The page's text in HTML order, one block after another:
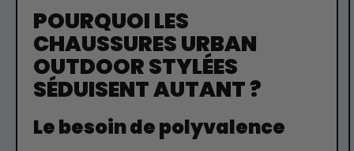
POURQUOI LES
CHAUSSURES URBAN
OUTDOOR STYLÉES
SÉDUISENT AUTANT ?
Le besoin de polyvalence